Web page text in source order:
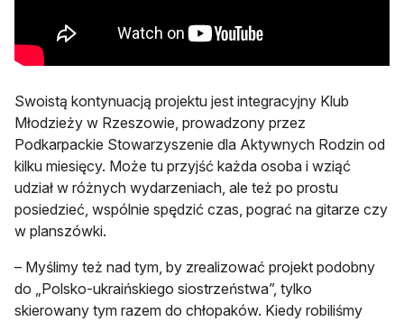
Swoistą kontynuacją projektu jest integracyjny Klub
Młodzieży w Rzeszowie, prowadzony przez
Podkarpackie Stowarzyszenie dla Aktywnych Rodzin od
kilku miesięcy. Może tu przyjść każda osoba i wziąć
udział w różnych wydarzeniach, ale też po prostu
posiedzieć, wspólnie spędzić czas, pograć na gitarze czy
w planszówki.
– Myślimy też nad tym, by zrealizować projekt podobny
do „Polsko-ukraińskiego siostrzeństwa”, tylko
skierowany tym razem do chłopaków. Kiedy robiliśmy